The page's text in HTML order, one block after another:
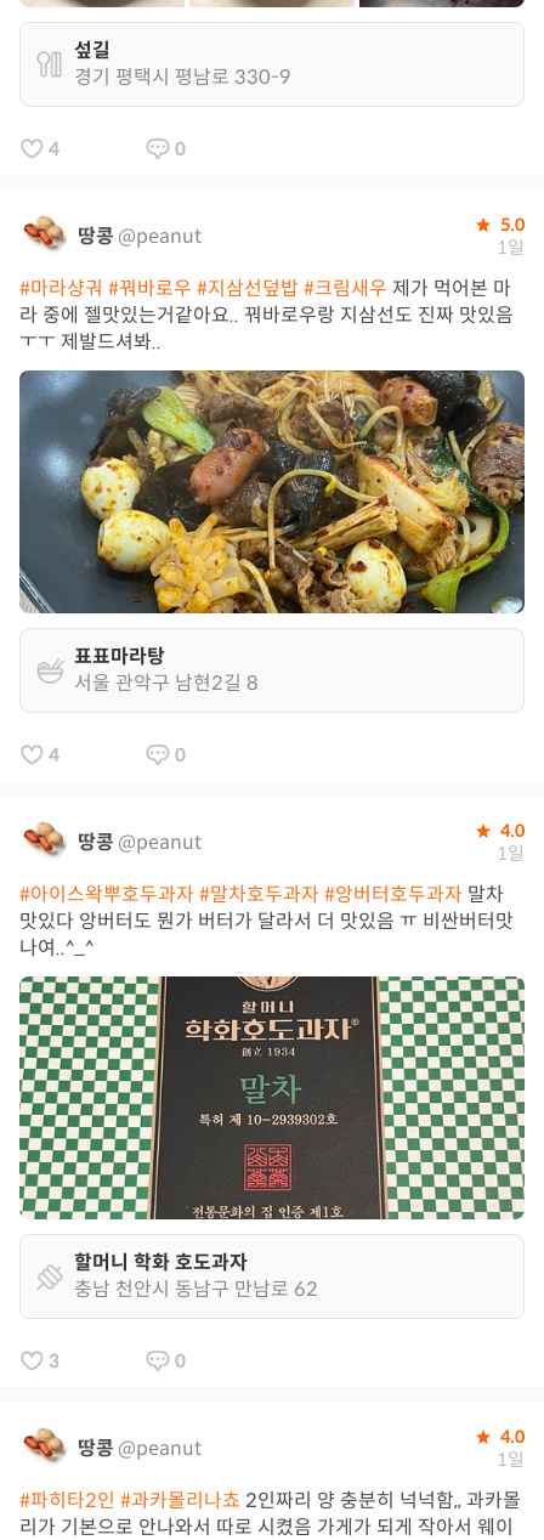
섶길
경기 평택시 평남로 330-9
4 0
땅콩 @peanut 5.0
1일
#마라샹궈 #꿔바로우 #지삼선덮밥 #크림새우 제가 먹어본 마
라 중에 젤맛있는거같아요.. 꿔바로우랑 지삼선도 진짜 맛있음
ㅜㅜ 제발드셔봐..
표표마라탕
서울 관악구 남현2길 8
4 0
땅콩 @peanut 4.0
1일
#아이스왁뿌호두과자#말차호두과자#앙버터호두과자 말차
맛있다 앙버터도 뭔가 버터가 달라서 더 맛있음 ㅠ 비싼버터맛
나여..^_^
할머니 학화 호도과자
충남 천안시 동남구 만남로 62
3 0
땅콩 @peanut 4.0
1일
#파히타2인 #과카몰리나쵸 2인짜리 양 충분히 넉넉함,, 과카몰
리가 기본으로 안나와서 따로 시켰음 가게가 되게 작아서 웨이